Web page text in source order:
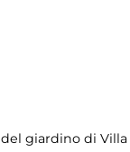
giardino di